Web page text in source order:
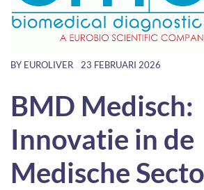
BY EUROLIVER 23 FEBRUARI 2026
BMD Medisch:
Innovatie in de
Medische